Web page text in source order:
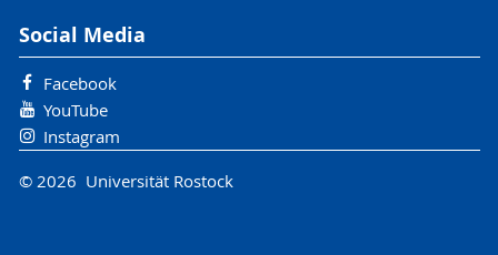
Social Media
Facebook
YouTube
Instagram
© 2026 Universität Rostock